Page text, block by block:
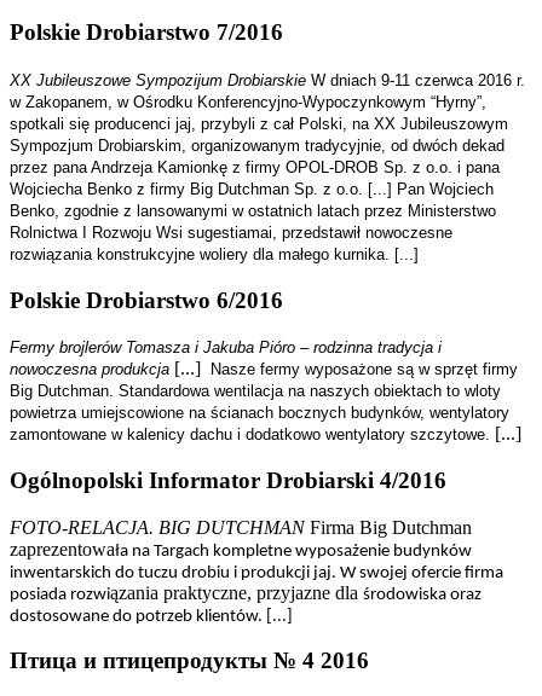
Polskie Drobiarstwo 7/2016
XX Jubileuszowe Sympozijum Drobiarskie W dniach 9-11 czerwca 2016 r.
w Zakopanem, w Ośrodku Konferencyjno-Wypoczynkowym “Hyrny”,
spotkali się producenci jaj, przybyli z cał Polski, na XX Jubileuszowym
Sympozjum Drobiarskim, organizowanym tradycyjnie, od dwóch dekad
przez pana Andrzeja Kamionkę z firmy OPOL-DROB Sp. z o.o. i pana
Wojciecha Benko z firmy Big Dutchman Sp. z o.o. [...] Pan Wojciech
Benko, zgodnie z lansowanymi w ostatnich latach przez Ministerstwo
Rolnictwa I Rozwoju Wsi sugestiamai, przedstawił nowoczesne
rozwiązania konstrukcyjne woliery dla małego kurnika. [...]
Polskie Drobiarstwo 6/2016
Fermy brojlerów Tomasza i Jakuba Pióro – rodzinna tradycja i
nowoczesna produkcja [...]
Nasze fermy wyposażone są w sprzęt firmy
Big Dutchman. Standardowa wentilacja na naszych obiektach to wloty
powietrza umiejscowione na ścianach bocznych budynków, wentylatory
zamontowane w kalenicy dachu i dodatkowo wentylatory szczytowe. [...]
Ogólnopolski Informator Drobiarski 4/2016
FOTO-RELACJA. BIG DUTCHMANFirma Big Dutchman
zaprezentowała na Targach kompletne wyposażenie budynków
inwentarskich do tuczu drobiu i produkcji jaj. W swojej ofercie firma
posiada rozwiązania praktyczne, przyjazne dla środowiska oraz
dostosowane do potrzeb klientów. [...]
Птица и птицепродукты № 4 2016